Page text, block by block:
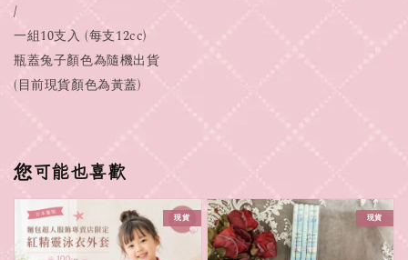
/
一組10支入 (每支12cc)
瓶蓋兔子顏色為隨機出貨
(目前現貨顏色為黃蓋)
您可能也喜歡
現貨 現貨